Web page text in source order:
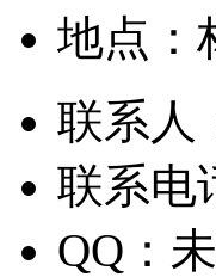
地点：
联系人
联系电
QQ：